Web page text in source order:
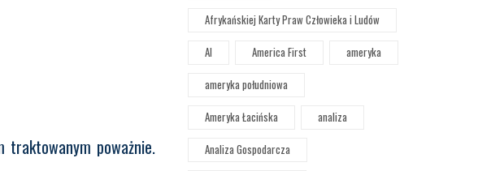
traktowanym poważnie.
Afrykańskiej Karty Praw Człowieka i Ludów
AI
America First
ameryka
ameryka południowa
Ameryka Łacińska
analiza
Analiza Gospodarcza